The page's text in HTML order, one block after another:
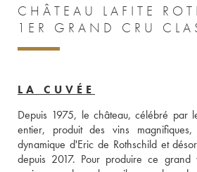
CHÂTEAU LAFITE
LA CUVÉE
Depuis 1975, le château, célébré par
entier, produit des vins
dynamique d'Eric de Rothschild et
depuis 2017. Pour produire ce grand